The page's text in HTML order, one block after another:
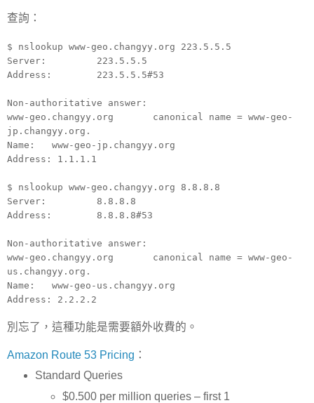
查詢：
$ nslookup www-geo.changyy.org 223.5.5.5
Server: 223.5.5.5
Address: 223.5.5.5#53
Non-authoritative answer:
www-geo.changyy.org canonical name = www-geo-
jp.changyy.org.
Name: www-geo-jp.changyy.org
Address: 1.1.1.1
$ nslookup www-geo.changyy.org 8.8.8.8
Server: 8.8.8.8
Address: 8.8.8.8#53
Non-authoritative answer:
www-geo.changyy.org canonical name = www-geo-
us.changyy.org.
Name: www-geo-us.changyy.org
Address: 2.2.2.2
別忘了，這種功能是需要額外收費的。
Amazon Route 53 Pricing ：
Standard Queries
$0.500 per million queries – first 1